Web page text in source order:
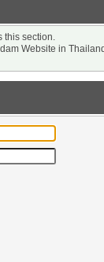
section.
Website in